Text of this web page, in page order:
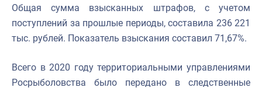
Общая сумма взысканных штрафов, с учетом
поступлений за прошлые периоды, составила 236 221
тыс. рублей. Показатель взыскания составил 71,67%.
Всего в 2020 году территориальными управлениями
Росрыболовства было передано в следственные